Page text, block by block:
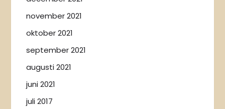
november 2021
oktober 2021
september 2021
augusti 2021
juni 2021
juli 2017